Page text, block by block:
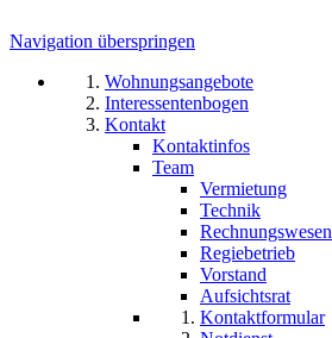
Navigation überspringen
Wohnungsangebote
Interessentenbogen
Kontakt
Kontaktinfos
Team
Vermietung
Technik
Rechnungswesen
Regiebetrieb
Vorstand
Aufsichtsrat
Kontaktformular